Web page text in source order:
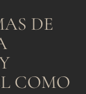
DE
COMO